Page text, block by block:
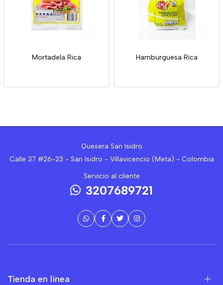
Mortadela Rica Hamburguesa Rica
Quesera San Isidro
Calle 37 #26-23 - San Isidro - Villavicencio (Meta) - Colombia
Servicio al cliente
3207689721
Tienda en línea